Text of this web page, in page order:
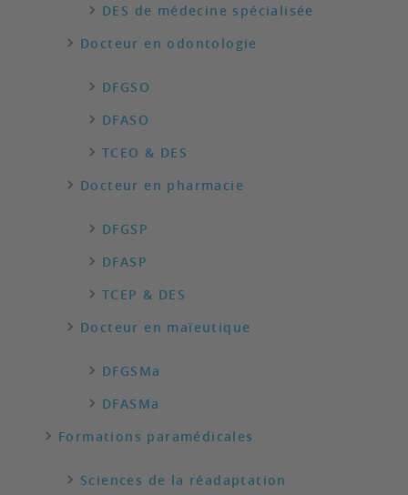
DES de médecine spécialisée
Docteur en odontologie
DFGSO
DFASO
TCEO & DES
Docteur en pharmacie
DFGSP
DFASP
TCEP & DES
Docteur en maïeutique
DFGSMa
DFASMa
Formations paramédicales
Sciences de la réadaptation